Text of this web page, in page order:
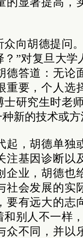
向胡德提问
”对复旦大
德答道：无论
重要，个人选
研究生时老
新的技术或方
起，胡德单独
注基因诊断以
企业，胡德也
社会发展的实
要有远大的志
别人不一样
众不同，并以